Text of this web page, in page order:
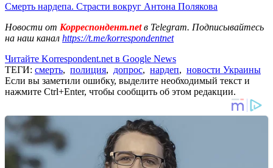
Смерть нардепа. Страсти вокруг Антона Полякова
Новости от Корреспондент.netв Telegram. Подписывайтесь
на наш канал https://t.me/korrespondentnet
Читайте Korrespondent.net в Google News
ТЕГИ: смерть, полиция, допрос, нардеп, новости Украины
Если вы заметили ошибку, выделите необходимый текст и
нажмите Ctrl+Enter, чтобы сообщить об этом редакции.